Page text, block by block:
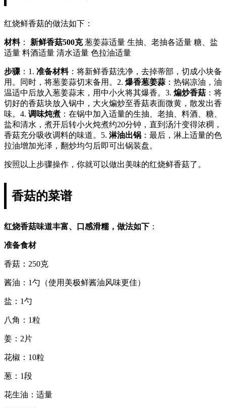
红烧鲜香菇的做法如下：
材料： 新鲜香菇500克葱姜蒜适量 生抽、老抽各适量 糖、盐
适量 料酒适量 清水适量 色拉油适量
步骤 ：1. 准备材料：将新鲜香菇洗净，去掉蒂部，切成小块备
用。同时，将葱姜蒜切末备用。2. 爆香葱姜蒜 ：热锅凉油，油
温适中后放入葱姜蒜末，用中小火将其爆香。3. 煸炒香菇 ：将
切好的香菇块放入锅中，大火煸炒至香菇表面微黄，散发出香
味。4. 调味炖煮 ：在锅中加入适量的生抽、老抽、料酒、糖、
盐和清水，煮开后转小火炖煮约20分钟，直到汤汁变得浓稠，
香菇充分吸收调料的味道。5. 淋油出锅 ：最后，淋上适量的色
拉油增加光泽，翻炒均匀后即可出锅装盘。
按照以上步骤操作，你就可以做出美味的红烧鲜香菇了。
香菇的菜谱
红烧香菇味道丰富、口感滑糯，做法如下 ：
准备食材
香菇：250克
酱油：1勺（使用美极鲜酱油风味更佳）
盐：1勺
八角：1粒
姜：2片
花椒：10粒
葱：1段
花生油：适量